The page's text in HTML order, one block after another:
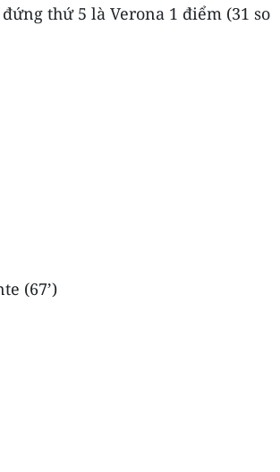
thứ 5 là Verona 1 điểm (31 so
(67’)